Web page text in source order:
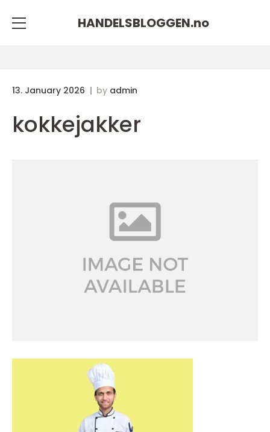
HANDELSBLOGGEN.no
13. January 2026 by admin
kokkejakker